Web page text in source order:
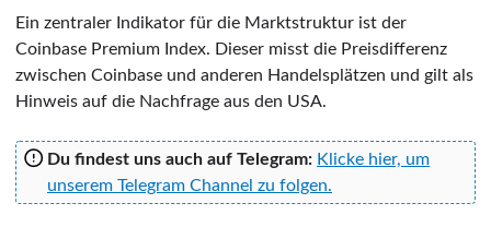
Ein zentraler Indikator für die Marktstruktur ist der
Coinbase Premium Index. Dieser misst die Preisdifferenz
zwischen Coinbase und anderen Handelsplätzen und gilt als
Hinweis auf die Nachfrage aus den USA.
Du findest uns auch auf Telegram: Klicke hier, um
unserem Telegram Channel zu folgen.